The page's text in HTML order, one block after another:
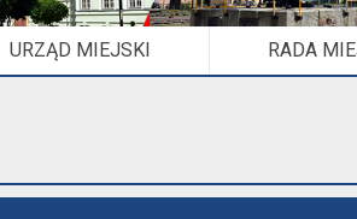
URZĄD MIEJSKI RADA